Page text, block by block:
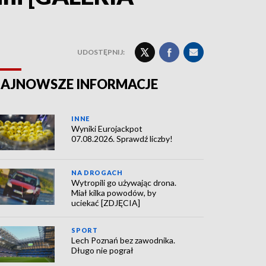
UDOSTĘPNIJ:
INFORMACJE
INNE
Wyniki Eurojackpot
07.08.2026. Sprawdź liczby!
NA DROGACH
Wytropili go używając drona.
Miał kilka powodów, by
uciekać [ZDJĘCIA]
SPORT
Lech Poznań bez zawodnika.
Długo nie pograł